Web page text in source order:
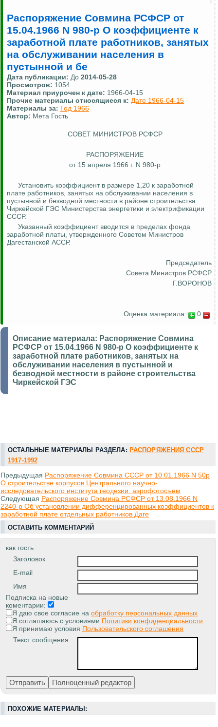
Распоряжение Совмина РСФСР от
15.04.1966 N 980-р О коэффициенте к
заработной плате работников, занятых
на обслуживании населения в
пустынной и бе
Дата публикации: До 2014-05-28
Просмотров: 1054
Материал приурочен к дате: 1966-04-15
Прочие материалы относящиеся к: Дате 1966-04-15
Материалы за: Год 1966
Автор: Мета Гость
СОВЕТ МИНИСТРОВ РСФСР
РАСПОРЯЖЕНИЕ
от 15 апреля 1966 г. N 980-р
Установить коэффициент в размере 1,20 к заработной
плате работников, занятых на обслуживании населения в
пустынной и безводной местности в районе строительства
Чиркейской ГЭС Министерства энергетики и электрификации
СССР.
Указанный коэффициент вводится в пределах фонда
заработной платы, утвержденного Советом Министров
Дагестанской АССР.
Председатель
Совета Министров РСФСР
Г.ВОРОНОВ
Оценка материала: 0
Описание материала: Распоряжение Совмина
РСФСР от 15.04.1966 N 980-р О коэффициенте к
заработной плате работников, занятых на
обслуживании населения в пустынной и
безводной местности в районе строительства
Чиркейской ГЭС
ОСТАЛЬНЫЕ МАТЕРИАЛЫ РАЗДЕЛА: РАСПОРЯЖЕНИЯ СССР
1917-1992
Предыдущая Распоряжение Совмина СССР от 10.01.1966 N 50р
О строительстве корпусов Центрального научно-
исследовательского института геодезии. аэрофотосъем
Следующая Распоряжение Совмина РСФСР от 13.08.1966 N
2240-р Об установлении дифференцированных коэффициентов к
заработной плате отдельных работников Даге
ОСТАВИТЬ КОММЕНТАРИЙ
как гость
Заголовок
E-mail
Имя
Подписка на новые
коментарии:
Я даю свое согласие на обработку персональных данных
Я соглашаюсь с условиями Политики конфиденциальности
Я принимаю условия Пользовательского соглашения
Текст сообщения
ПОХОЖИЕ МАТЕРИАЛЫ: